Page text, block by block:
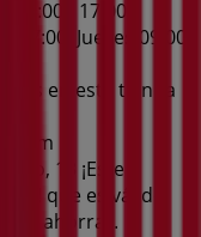
- 17:00,
17:00, Jueves 09:00
en esta tienda
13 ¡Este
que es válido
de ahorrar.